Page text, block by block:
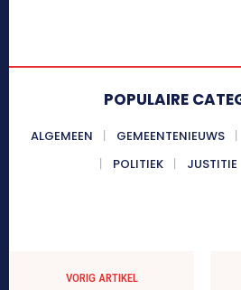
POPULAIRE
ALGEMEEN GEMEENTENIEUWS
POLITIEK
JUSTITIE
VORIG ARTIKEL